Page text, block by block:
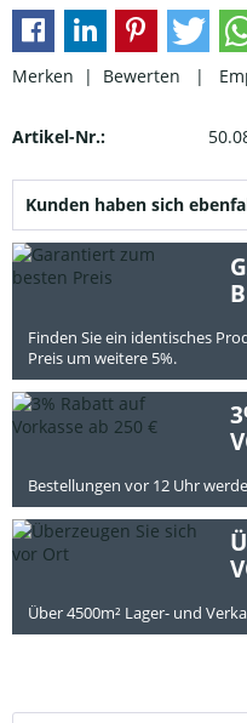
Merken | Bewerten |
Artikel-Nr.:
Kunden haben sich
Finden Sie ein identisches
Preis um weitere 5%.
Bestellungen vor 12 Uhr
Über 4500m² Lager- und